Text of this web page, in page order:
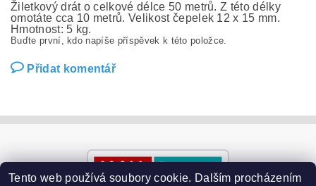
Žiletkový drát o celkové délce 50 metrů. Z této délky
omotáte cca 10 metrů. Velikost čepelek 12 x 15 mm.
Hmotnost: 5 kg.
Buďte první, kdo napíše příspěvek k této položce.
Přidat komentář
Tento web používá soubory cookie. Dalším procházením